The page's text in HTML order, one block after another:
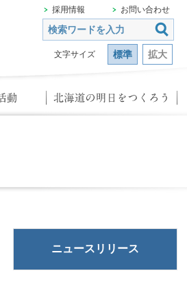
文字サイズ 標準 拡大
採用情報 お問い合わせ
ニュースリリース